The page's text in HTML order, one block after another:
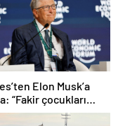
Elon Musk’a
“Fakir çocukları